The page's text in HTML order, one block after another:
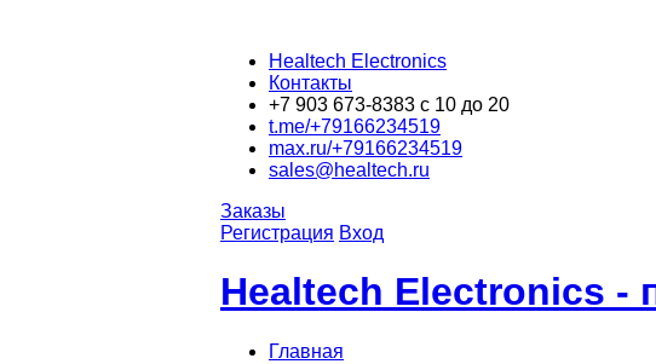
Healtech Electronics
Контакты
+7 903 673-8383 с 10 до 20
t.me/+79166234519
max.ru/+79166234519
sales@healtech.ru
Заказы
Регистрация Вход
Healtech Electronics -
Главная